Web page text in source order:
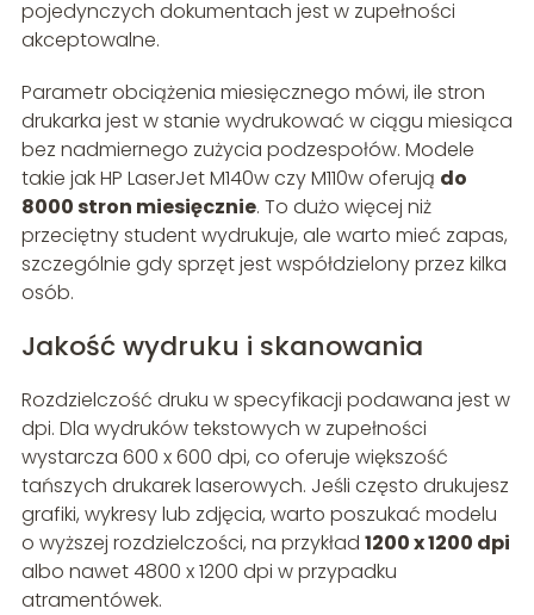
pojedynczych dokumentach jest w zupełności
akceptowalne.
Parametr obciążenia miesięcznego mówi, ile stron
drukarka jest w stanie wydrukować w ciągu miesiąca
bez nadmiernego zużycia podzespołów. Modele
takie jak HP LaserJet M140w czy M110w oferują do
8000 stron miesięcznie. To dużo więcej niż
przeciętny student wydrukuje, ale warto mieć zapas,
szczególnie gdy sprzęt jest współdzielony przez kilka
osób.
Jakość wydruku i skanowania
Rozdzielczość druku w specyfikacji podawana jest w
dpi. Dla wydruków tekstowych w zupełności
wystarcza 600 x 600 dpi, co oferuje większość
tańszych drukarek laserowych. Jeśli często drukujesz
grafiki, wykresy lub zdjęcia, warto poszukać modelu
o wyższej rozdzielczości, na przykład 1200 x 1200 dpi
albo nawet 4800 x 1200 dpi w przypadku
atramentówek.